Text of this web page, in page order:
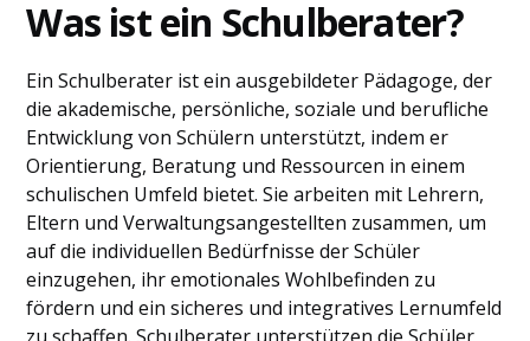
Was ist ein Schulberater?
Ein Schulberater ist ein ausgebildeter Pädagoge, der
die akademische, persönliche, soziale und berufliche
Entwicklung von Schülern unterstützt, indem er
Orientierung, Beratung und Ressourcen in einem
schulischen Umfeld bietet. Sie arbeiten mit Lehrern,
Eltern und Verwaltungsangestellten zusammen, um
auf die individuellen Bedürfnisse der Schüler
einzugehen, ihr emotionales Wohlbefinden zu
fördern und ein sicheres und integratives Lernumfeld